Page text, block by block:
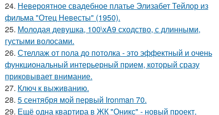
24. Невероятное свадебное платье Элизабет Тейлор из
фильма "Отец Невесты" (1950).
25. Молодая девушка, 100\xA9 сходство, с длинными,
густыми волосами.
26. Стеллаж от пола до потолка - это эффектный и очень
функциональный интерьерный прием, который сразу
приковывает внимание.
27. Ключ к выживанию.
28. 5 сентября мой первый Ironman 70.
29. Ещё одна квартира в ЖК "Оникс" - новый проект,